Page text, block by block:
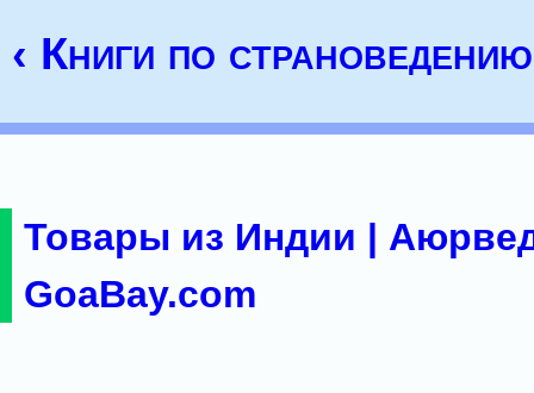
‹ Книги по страноведению
Товары из Индии |
GoaBay.com